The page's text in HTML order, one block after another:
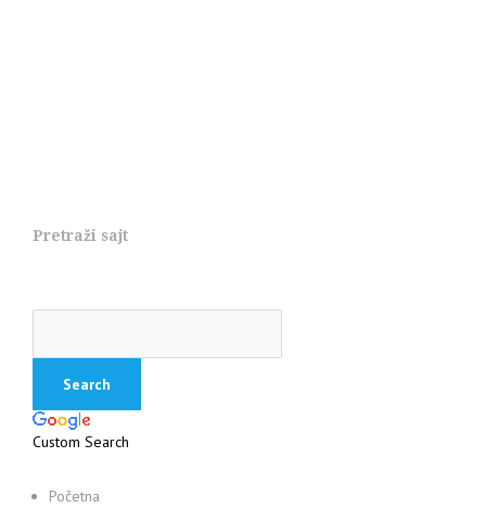
Pretraži sajt
Custom Search
Početna